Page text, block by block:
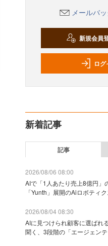
メールバ
新規会員
ロ
新着記事
記事
2026/08/06 08:00
AIで「1人あたり売上8億円」
「Yunth」展開のAiロボティ
2026/08/04 08:30
AIに見つけられ顧客に選ばれ
聞く、3段階の「エージェン